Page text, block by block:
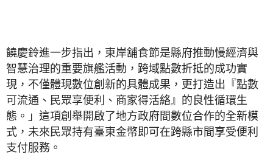
饒慶鈴進一步指出，東岸舖食節是縣府推動慢經濟與
智慧治理的重要旗艦活動，跨域點數折抵的成功實
現，不僅體現數位創新的具體成果，更打造出『點數
可流通、民眾享便利、商家得活絡』的良性循環生
態。」這項創舉開啟了地方政府間數位合作的全新模
式，未來民眾持有臺東金幣即可在跨縣市間享受便利
支付服務。